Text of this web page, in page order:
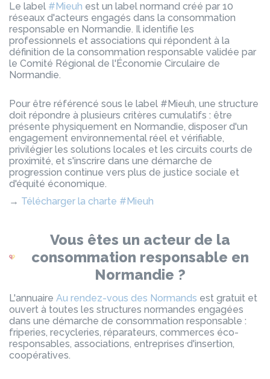
Le label #Mieuh est un label normand créé par 10
réseaux d'acteurs engagés dans la consommation
responsable en Normandie. Il identifie les
professionnels et associations qui répondent à la
définition de la consommation responsable validée par
le Comité Régional de l'Économie Circulaire de
Normandie.
Pour être référencé sous le label #Mieuh, une structure
doit répondre à plusieurs critères cumulatifs : être
présente physiquement en Normandie, disposer d'un
engagement environnemental réel et vérifiable,
privilégier les solutions locales et les circuits courts de
proximité, et s'inscrire dans une démarche de
progression continue vers plus de justice sociale et
d'équité économique.
→ Télécharger la charte #Mieuh
Vous êtes un acteur de la
consommation responsable en
Normandie ?
L'annuaire Au rendez-vous des Normands est gratuit et
ouvert à toutes les structures normandes engagées
dans une démarche de consommation responsable :
friperies, recycleries, réparateurs, commerces éco-
responsables, associations, entreprises d'insertion,
coopératives.